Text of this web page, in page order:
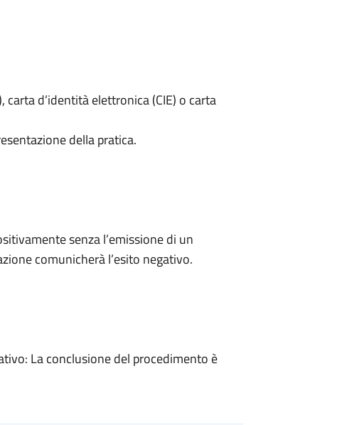
d’identità elettronica (CIE) o carta
della pratica.
senza l’emissione di un
comunicherà l’esito negativo.
La conclusione del procedimento è